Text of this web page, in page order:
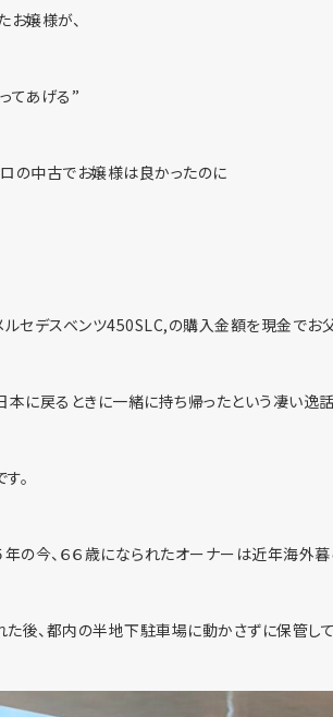
お嬢様が、
てあげる”
の中古でお嬢様は良かったのに
ルセデスベンツ450SLC,の購入金額を現金でお
本に戻るときに一緒に持ち帰ったという凄い逸
。
年の今、６６歳になられたオーナーは近年海外
後、都内の半地下駐車場に動かさずに保管して